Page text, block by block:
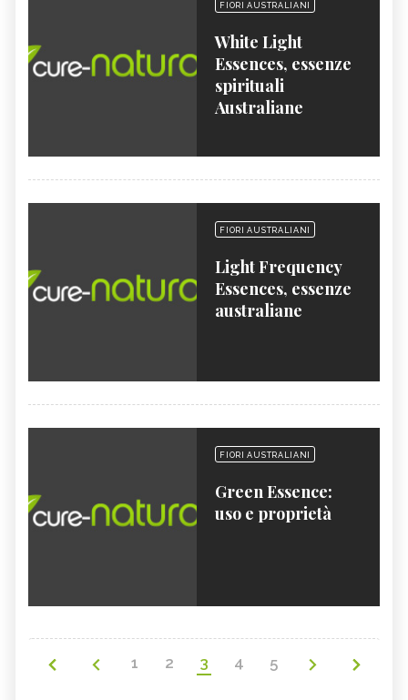
FIORI AUSTRALIANI
White Light
Essences, essenze
spirituali
Australiane
FIORI AUSTRALIANI
Light Frequency
Essences, essenze
australiane
FIORI AUSTRALIANI
Green Essence:
uso e proprietà
1 2 3 4 5